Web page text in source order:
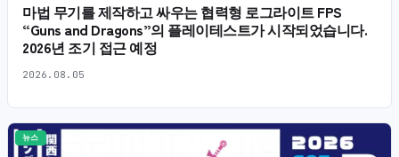
마법 무기를 제작하고 싸우는 협력형 로그라이트 FPS
“Guns and Dragons”의 플레이테스트가 시작되었습니다.
2026년 조기 접근 예정
2026.08.05
뉴스